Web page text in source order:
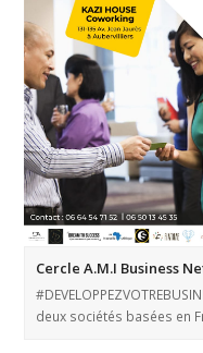
Cercle A.M.I Business
deux sociétés basées en